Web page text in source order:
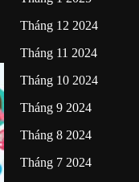
Tháng 12 2024
Tháng 11 2024
Tháng 10 2024
Tháng 9 2024
Tháng 8 2024
Tháng 7 2024